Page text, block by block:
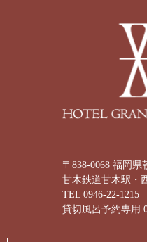
〒838-0068 福岡県
甘木鉄道甘木駅・
TEL 0946-22-1215
貸切風呂予約専用